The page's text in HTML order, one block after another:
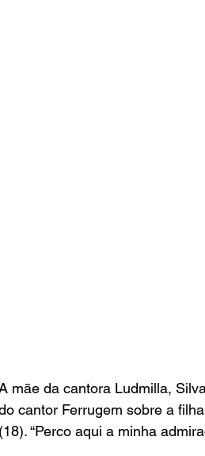
mãe da cantora Ludmilla,
cantor Ferrugem sobre a
(18). “Perco aqui a minha